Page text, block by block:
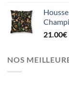
21.00€
NOS